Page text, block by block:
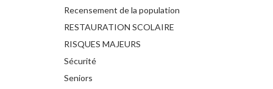
Recensement de la population
RESTAURATION SCOLAIRE
RISQUES MAJEURS
Sécurité
Seniors